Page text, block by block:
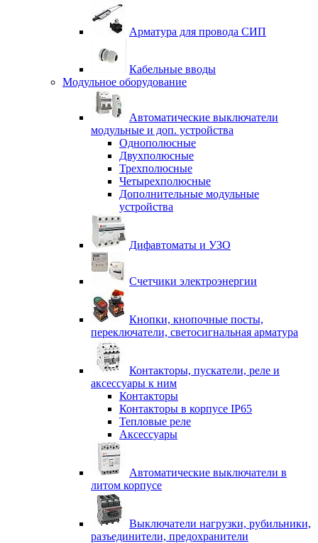
Арматура для провода СИП
Кабельные вводы
Модульное оборудование
Автоматические выключатели
модульные и доп. устройства
Однополюсные
Двухполюсные
Трехполюсные
Четырехполюсные
Дополнительные модульные
устройства
Дифавтоматы и УЗО
Счетчики электроэнергии
Кнопки, кнопочные посты,
переключатели, светосигнальная арматура
Контакторы, пускатели, реле и
аксессуары к ним
Контакторы
Контакторы в корпусе IP65
Тепловые реле
Аксессуары
Автоматические выключатели в
литом корпусе
Выключатели нагрузки, рубильники,
разъединители, предохранители